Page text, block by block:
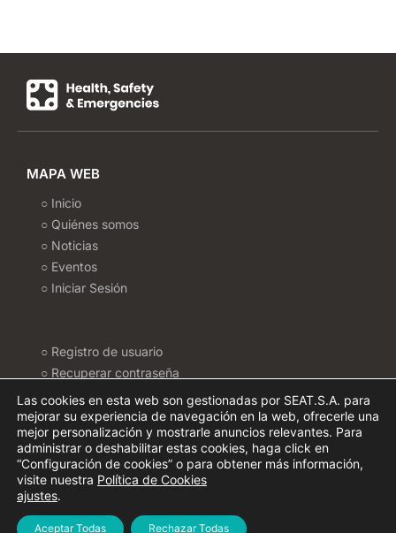
MAPA WEB
○ Inicio
○ Quiénes somos
○ Noticias
○ Eventos
○ Iniciar Sesión
○ Registro de usuario
○ Recuperar contraseña
○ Politica de Cookies
○ Configurar Cookies
○ Política de privacidad
○ Términos de uso
INFORMACIÓN DE CONTACTO
○ Contacto
Las cookies en esta web son gestionadas por SEAT.S.A. para
mejorar su experiencia de navegación en la web, ofrecerle una
mejor personalización y mostrarle anuncios relevantes. Para
administrar o deshabilitar estas cookies, haga click en
“Configuración de cookies” o para obtener más información,
visite nuestra Política de Cookies
ajustes.
Aceptar Todas Rechazar Todas